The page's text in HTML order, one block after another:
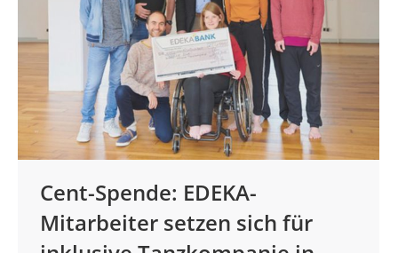
Cent-Spende: EDEKA-
Mitarbeiter setzen sich für